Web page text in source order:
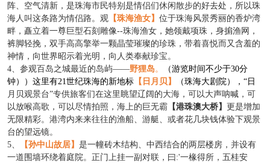
阵、空气清新，是珠海市民特别是情侣们休闲散步的好去处，所以珠
海人叫这条路为情侣路。 观 【珠海渔女】 位于珠海风景秀丽的香炉湾
畔，矗立着一尊巨型石刻雕像--珠海渔女，她领戴项珠，身掮渔网，
裤脚轻挽，双手高高擎举一颗晶莹璀璨的珍珠，带着喜悦而又含羞的
神情，向世界昭示着光明，向人类奉献珍宝。
4、参观百岛之城最近的岛屿——野狸岛。 （游览时间不少于30分
钟））这里有21世纪珠海的新地标 【日月贝】 （珠海大剧院）， “日
月贝观景台”专供旅客们在这里眺望辽阔的大海，可以大声呐喊，可
以放喉高歌，可以尽情拍照，海上的巨无霸 【港珠澳大桥】 更是增加
无限精彩。港湾内来来往往的渔船、游艇、或者花几块钱体验下观景
台的望远镜。
5、
【孙中山故居】 是一幢砖木结构、中西结合的两层楼房，并设有
一道围墙环绕着庭院。正门上挂一副对联，曰 :'一椽得所，五桂安